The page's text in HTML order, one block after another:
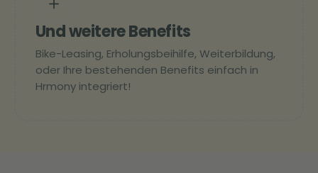
Und weitere Benefits
Bike-Leasing, Erholungsbeihilfe, Weiterbildung,
oder Ihre bestehenden Benefits einfach in
Hrmony integriert!